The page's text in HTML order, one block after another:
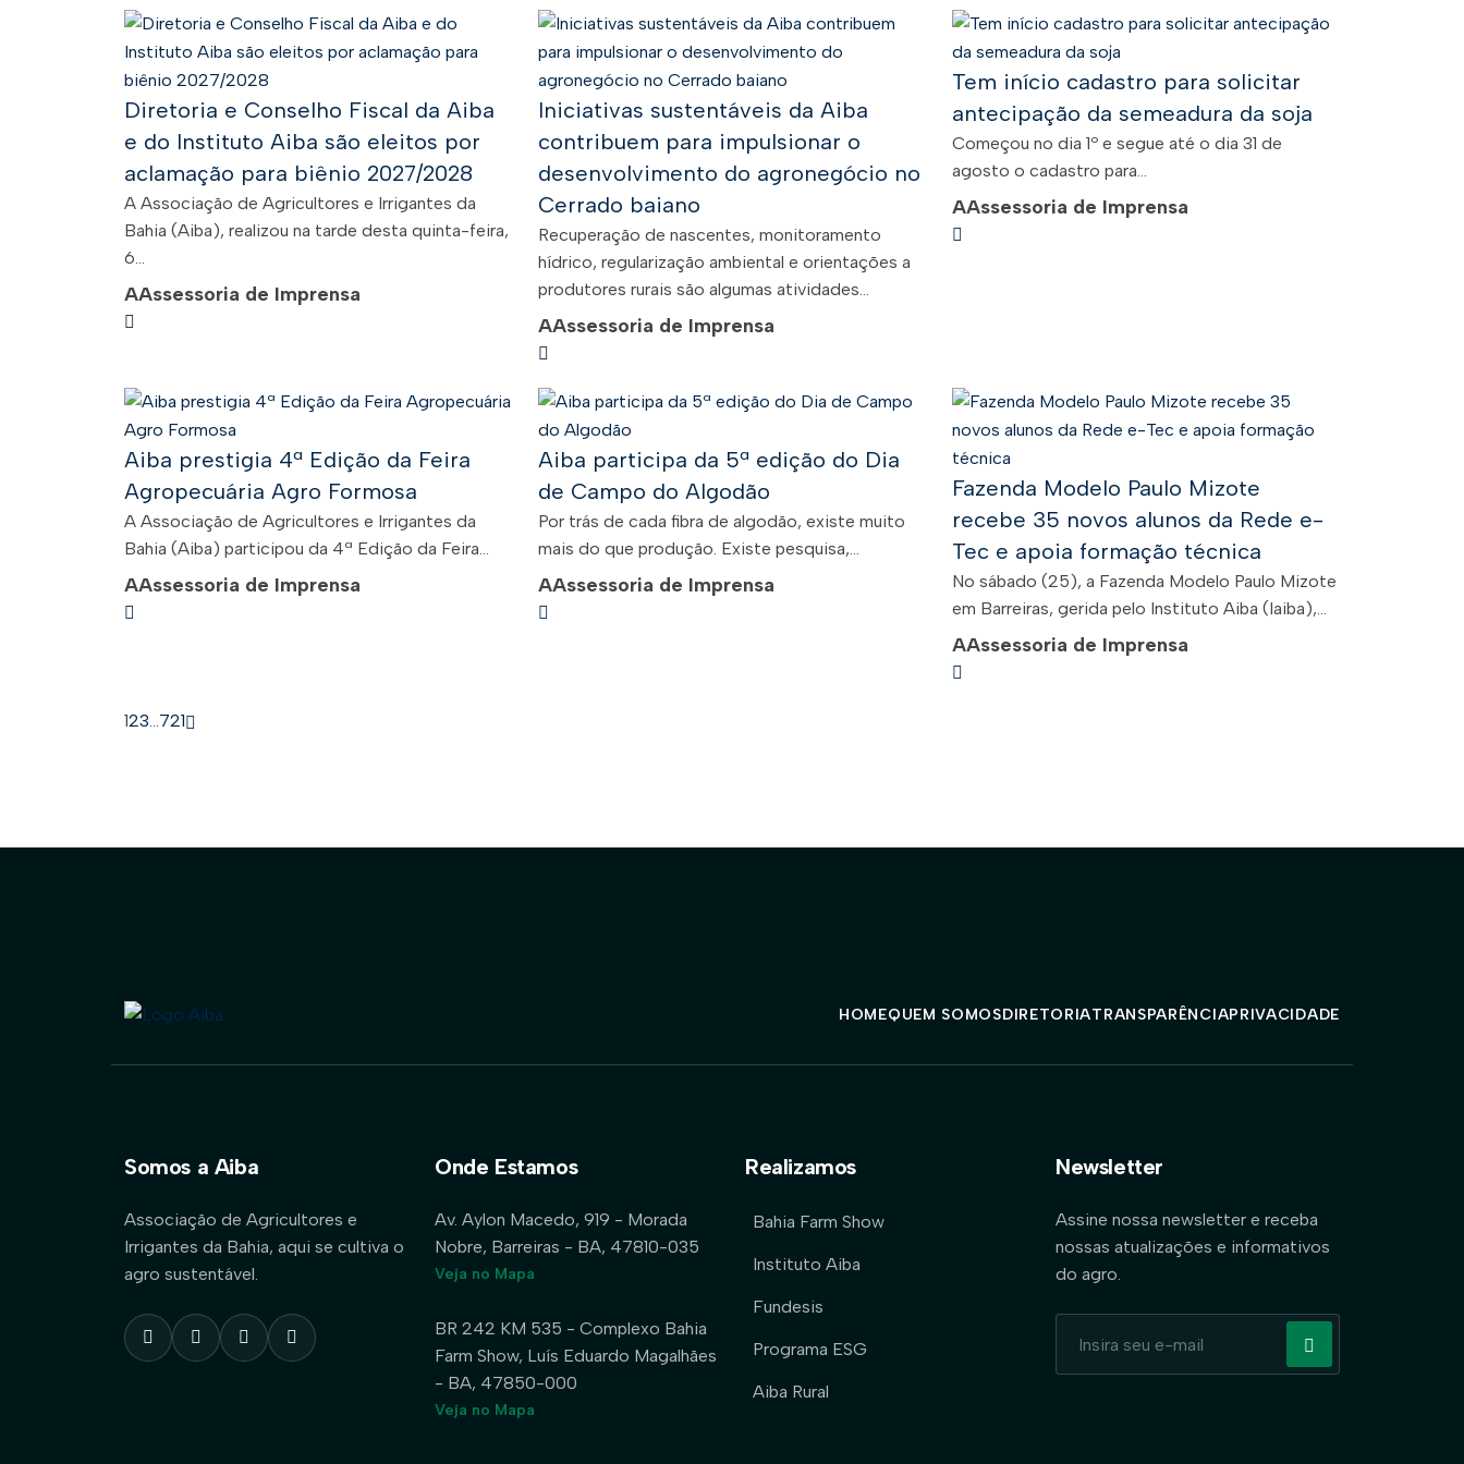
Diretoria e Conselho Fiscal da Aiba
e do Instituto Aiba são eleitos por
aclamação para biênio 2027/2028
A Associação de Agricultores e Irrigantes da
Bahia (Aiba), realizou na tarde desta quinta-feira,
6...
AAssessoria de Imprensa
Iniciativas sustentáveis da Aiba
contribuem para impulsionar o
desenvolvimento do agronegócio no
Cerrado baiano
Recuperação de nascentes, monitoramento
hídrico, regularização ambiental e orientações a
produtores rurais são algumas atividades...
AAssessoria de Imprensa
Tem início cadastro para solicitar
antecipação da semeadura da soja
Começou no dia 1º e segue até o dia 31 de
agosto o cadastro para...
AAssessoria de Imprensa
Aiba prestigia 4ª Edição da Feira
Agropecuária Agro Formosa
A Associação de Agricultores e Irrigantes da
Bahia (Aiba) participou da 4ª Edição da Feira...
AAssessoria de Imprensa
Aiba participa da 5ª edição do Dia
de Campo do Algodão
Por trás de cada fibra de algodão, existe muito
mais do que produção. Existe pesquisa,...
AAssessoria de Imprensa
Fazenda Modelo Paulo Mizote
recebe 35 novos alunos da Rede e-
Tec e apoia formação técnica
No sábado (25), a Fazenda Modelo Paulo Mizote
em Barreiras, gerida pelo Instituto Aiba (Iaiba),...
AAssessoria de Imprensa
123…721
HOMEQUEM SOMOSDIRETORIATRANSPARÊNCIAPRIVACIDADE
Somos a Aiba
Associação de Agricultores e
Irrigantes da Bahia, aqui se cultiva o
agro sustentável.
Onde Estamos
Av. Aylon Macedo, 919 - Morada
Nobre, Barreiras - BA, 47810-035
Veja no Mapa
BR 242 KM 535 - Complexo Bahia
Farm Show, Luís Eduardo Magalhães
- BA, 47850-000
Veja no Mapa
Realizamos
Bahia Farm Show
Instituto Aiba
Fundesis
Programa ESG
Aiba Rural
Newsletter
Assine nossa newsletter e receba
nossas atualizações e informativos
do agro.